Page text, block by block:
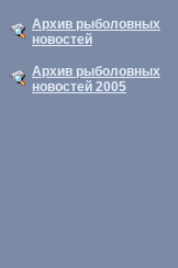
Архив рыболовных
новостей
Архив рыболовных
новостей 2005